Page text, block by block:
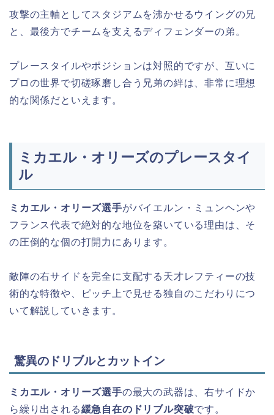
攻撃の主軸としてスタジアムを沸かせるウイングの兄
と、最後方でチームを支えるディフェンダーの弟。
プレースタイルやポジションは対照的ですが、互いに
プロの世界で切磋琢磨し合う兄弟の絆は、非常に理想
的な関係だといえます。
ミカエル・オリーズのプレースタイ
ル
ミカエル・オリーズ選手がバイエルン・ミュンヘンや
フランス代表で絶対的な地位を築いている理由は、そ
の圧倒的な個の打開力にあります。
敵陣の右サイドを完全に支配する天才レフティーの技
術的な特徴や、ピッチ上で見せる独自のこだわりにつ
いて解説していきます。
驚異のドリブルとカットイン
ミカエル・オリーズ選手の最大の武器は、右サイドか
ら繰り出される緩急自在のドリブル突破です。